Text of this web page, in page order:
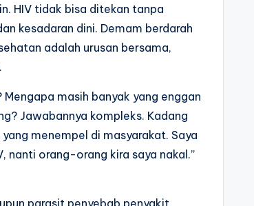
HIV tidak bisa ditekan tanpa
kesadaran dini. Demam berdarah
adalah urusan bersama,
masih banyak yang enggan
Jawabannya kompleks. Kadang
menempel di masyarakat. Saya
nanti orang-orang kira saya nakal.”